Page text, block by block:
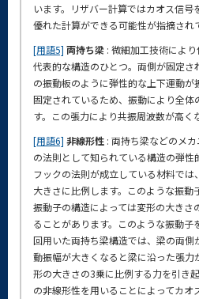
います。リザバー計算ではカオス信
優れた計算ができる可能性が指摘され
[用語5] 両持ち梁 : 微細加工技術によ
代表的な構造のひとつ。両側が固定
の振動板のように弾性的な上下運動
固定されているため、振動により全
す。この張力により共振周波数が高く
[用語6] 非線形性 : 両持ち梁などのメ
の法則として知られている構造の弾性
フックの法則が成立している材料で
大きさに比例します。このような振動
振動子の構造によっては変形の大きさ
ることがあります。このような振動子
回用いた両持ち梁構造では、梁の両
動振幅が大きくなると梁に沿った張
形の大きさの3乗に比例する力を引き
の非線形性を用いることによってカオ